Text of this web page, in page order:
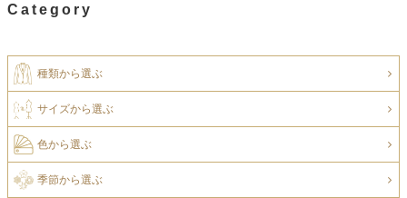
Category
種類から選ぶ
サイズから選ぶ
色から選ぶ
季節から選ぶ